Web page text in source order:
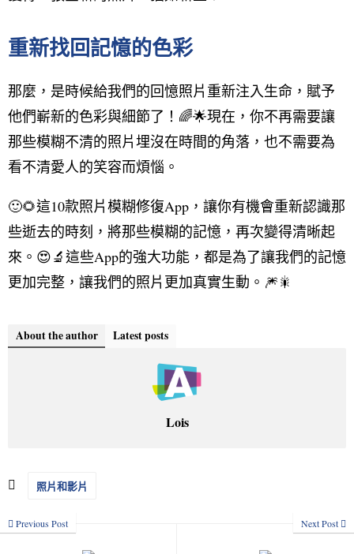
重新找回記憶的色彩
那麼，是時候給我們的回憶照片重新注入生命，賦予
他們嶄新的色彩與細節了！🌈🌟現在，你不再需要讓
那些模糊不清的照片埋沒在時間的角落，也不需要為
看不清愛人的笑容而煩惱。
🙂🌻這10款照片模糊修復App，讓你有機會重新認識那
些逝去的時刻，將那些模糊的記憶，再次變得清晰起
來。😍🔬這些App的強大功能，都是為了讓我們的記憶
更加完整，讓我們的照片更加真實生動。🎆🎇
About the author Latest posts
Lois
照片和影片
Previous Post Next Post